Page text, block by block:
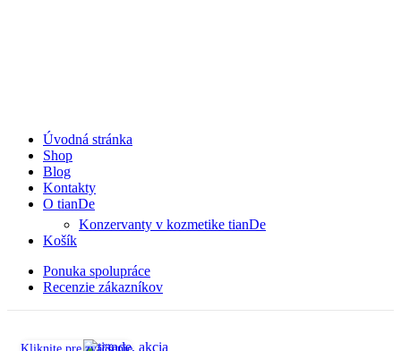
Úvodná stránka
Shop
Blog
Kontakty
O tianDe
Konzervanty v kozmetike tianDe
Košík
Ponuka spolupráce
Recenzie zákazníkov